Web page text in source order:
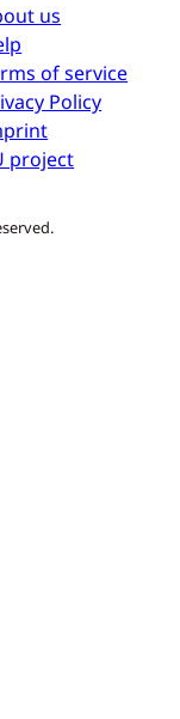
us
of service
Policy
project